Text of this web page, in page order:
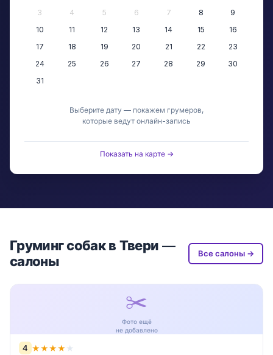
3
4 5 6 7 8
9
10
11 12 13 14 15
16
17
18 19 20 21 22
23
24
25 26 27 28 29
30
31
Выберите дату — покажем грумеров,
которые ведут онлайн-запись
Показать на карте →
Груминг собак в Твери —
салоны
Все салоны →
✂️
Фото ещё
не добавлено
4 ★★★★ ★